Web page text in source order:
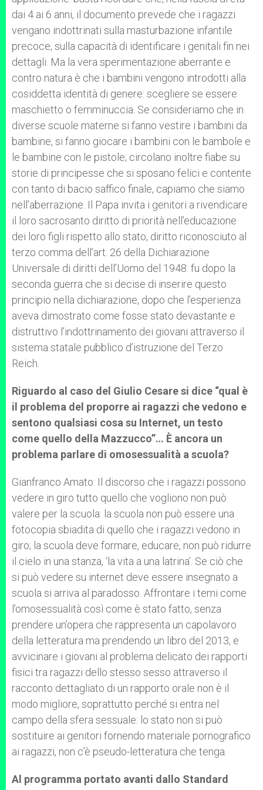
dai 4 ai 6 anni, il documento prevede che i ragazzi
vengano indottrinati sulla masturbazione infantile
precoce, sulla capacità di identificare i genitali fin nei
dettagli. Ma la vera sperimentazione aberrante e
contro natura è che i bambini vengono introdotti alla
cosiddetta identità di genere: scegliere se essere
maschietto o femminuccia. Se consideriamo che in
diverse scuole materne si fanno vestire i bambini da
bambine, si fanno giocare i bambini con le bambole e
le bambine con le pistole; circolano inoltre fiabe su
storie di principesse che si sposano felici e contente
con tanto di bacio saffico finale, capiamo che siamo
nell’aberrazione. Il Papa invita i genitori a rivendicare
il loro sacrosanto diritto di priorità nell’educazione
dei loro figli rispetto allo stato, diritto riconosciuto al
terzo comma dell’art. 26 della Dichiarazione
Universale di diritti dell’Uomo del 1948: fu dopo la
seconda guerra che si decise di inserire questo
principio nella dichiarazione, dopo che l’esperienza
aveva dimostrato come fosse stato devastante e
distruttivo l’indottrinamento dei giovani attraverso il
sistema statale pubblico d’istruzione del Terzo
Reich.
Riguardo al caso del Giulio Cesare si dice “qual è
il problema del proporre ai ragazzi che vedono e
sentono qualsiasi cosa su Internet, un testo
come quello della Mazzucco”… È ancora un
problema parlare di omosessualità a scuola?
Gianfranco Amato: Il discorso che i ragazzi possono
vedere in giro tutto quello che vogliono non può
valere per la scuola: la scuola non può essere una
fotocopia sbiadita di quello che i ragazzi vedono in
giro; la scuola deve formare, educare, non può ridurre
il cielo in una stanza, ‘la vita a una latrina’. Se ciò che
si può vedere su internet deve essere insegnato a
scuola si arriva al paradosso. Affrontare i temi come
l’omosessualità così come è stato fatto, senza
prendere un’opera che rappresenta un capolavoro
della letteratura ma prendendo un libro del 2013, e
avvicinare i giovani al problema delicato dei rapporti
fisici tra ragazzi dello stesso sesso attraverso il
racconto dettagliato di un rapporto orale non è il
modo migliore, soprattutto perché si entra nel
campo della sfera sessuale: lo stato non si può
sostituire ai genitori fornendo materiale pornografico
ai ragazzi, non c’è pseudo-letteratura che tenga.
Al programma portato avanti dallo Standard